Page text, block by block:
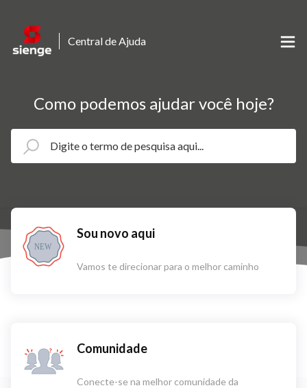
Central de Ajuda
Como podemos ajudar você hoje?
NEW
Sou novo aqui
Vamos te direcionar para o melhor caminho
Comunidade
Conecte-se na melhor comunidade da